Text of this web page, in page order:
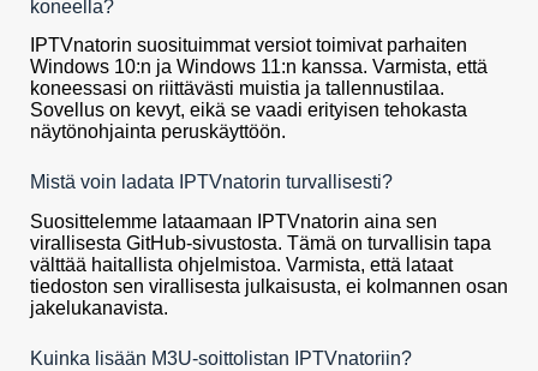
koneella?
IPTVnatorin suosituimmat versiot toimivat parhaiten
Windows 10:n ja Windows 11:n kanssa. Varmista, että
koneessasi on riittävästi muistia ja tallennustilaa.
Sovellus on kevyt, eikä se vaadi erityisen tehokasta
näytönohjainta peruskäyttöön.
Mistä voin ladata IPTVnatorin turvallisesti?
Suosittelemme lataamaan IPTVnatorin aina sen
virallisesta GitHub-sivustosta. Tämä on turvallisin tapa
välttää haitallista ohjelmistoa. Varmista, että lataat
tiedoston sen virallisesta julkaisusta, ei kolmannen osan
jakelukanavista.
Kuinka lisään M3U-soittolistan IPTVnatoriin?